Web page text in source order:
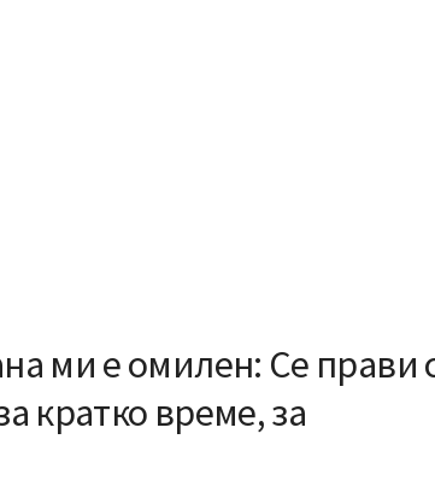
ми е омилен: Се прави
кратко време, за